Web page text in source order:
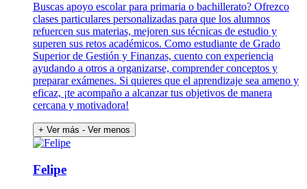
Buscas apoyo escolar para primaria o bachillerato? Ofrezco
clases particulares personalizadas para que los alumnos
refuercen sus materias, mejoren sus técnicas de estudio y
superen sus retos académicos. Como estudiante de Grado
Superior de Gestión y Finanzas, cuento con experiencia
ayudando a otros a organizarse, comprender conceptos y
preparar exámenes. Si quieres que el aprendizaje sea ameno y
eficaz, ¡te acompaño a alcanzar tus objetivos de manera
cercana y motivadora!
+ Ver más - Ver menos
Felipe